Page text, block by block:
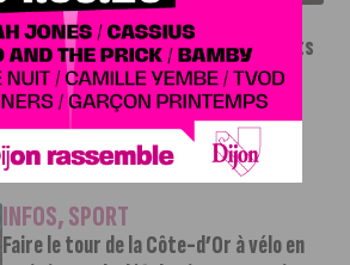
INFOS,SPORT
Le DFCO dévoile ses nouveaux maillots
pour la saison 2026-2027
6 AOÛT, 2026
Le club dijonnais a présenté ses nouveaux maillots
pour son retour en Ligue 2....
INFOS,SPORT
Faire le tour de la Côte-d’Or à vélo en